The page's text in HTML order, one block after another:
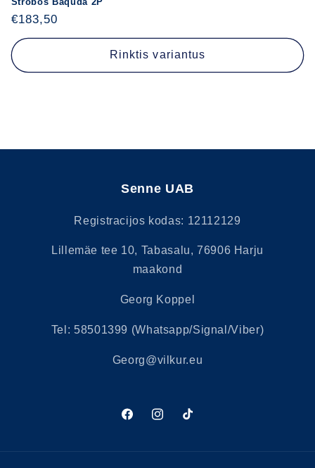
Įprasta
kaina
€183,50
Rinktis variantus
Senne UAB
Registracijos kodas: 12112129
Lillemäe tee 10, Tabasalu, 76906 Harju
maakond
Georg Koppel
Tel: 58501399 (Whatsapp/Signal/Viber)
Georg@vilkur.eu
„Facebook“„Instagram“
„TikTok“